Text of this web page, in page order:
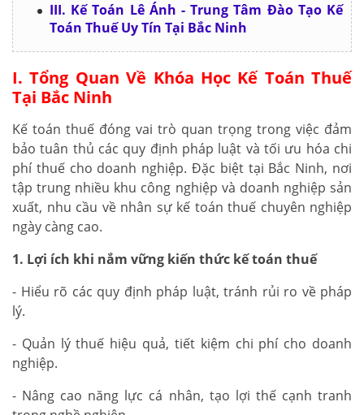
III. Kế Toán Lê Ánh - Trung Tâm Đào Tạo Kế
Toán Thuế Uy Tín Tại Bắc Ninh
I. Tổng Quan Về Khóa Học Kế Toán Thuế
Tại Bắc Ninh
Kế toán thuế đóng vai trò quan trọng trong việc đảm
bảo tuân thủ các quy định pháp luật và tối ưu hóa chi
phí thuế cho doanh nghiệp. Đặc biệt tại Bắc Ninh, nơi
tập trung nhiều khu công nghiệp và doanh nghiệp sản
xuất, nhu cầu về nhân sự kế toán thuế chuyên nghiệp
ngày càng cao.
1. Lợi ích khi nắm vững kiến thức kế toán thuế
- Hiểu rõ các quy định pháp luật, tránh rủi ro về pháp
lý.
- Quản lý thuế hiệu quả, tiết kiệm chi phí cho doanh
nghiệp.
- Nâng cao năng lực cá nhân, tạo lợi thế cạnh tranh